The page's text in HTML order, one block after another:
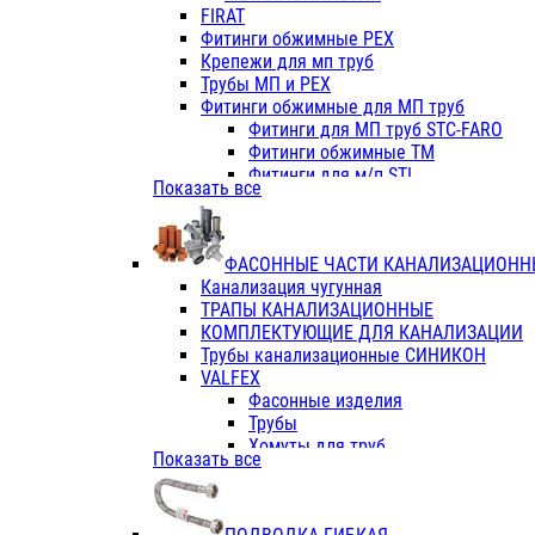
Фитинги ПП белые
Фитинги ПП белые
Фитинги ППс металл.белые
VALFEX
Трубы PE-RT
Трубы ПП водопровод белые
Трубы ПП водопровод серые
Трубы армированные
Трубы армированные
Фитинги с металл. серые
Фитинги ПП (серые)
Фитинги ПП белые
Краны
Фитинги ПП (белые)
Фитинги ПП с металлом белые
ПК КОНТУР
Краны полипропиленовые
Трубы полипропиленивые
FIRAT
Фитинги обжимные PEX
Крепежи для мп труб
Трубы МП и PEX
Фитинги обжимные для МП труб
Фитинги для МП труб STC-FARO
Фитинги обжимные ТМ
Фитинги для м/п STI
Фитинги для МП труб TITAN
TK
VALFEX
Показать все
ФАСОННЫЕ ЧАСТИ
Канализация чугунная
ТРАПЫ КАНАЛИЗАЦИОННЫЕ
КОМПЛЕКТУЮЩИЕ ДЛЯ КАНАЛИЗАЦИИ
Трубы канализационные СИНИКОН
VALFEX
Фасонные изделия
Трубы
Хомуты для труб
ПВХ (стройполимер)
Показать все